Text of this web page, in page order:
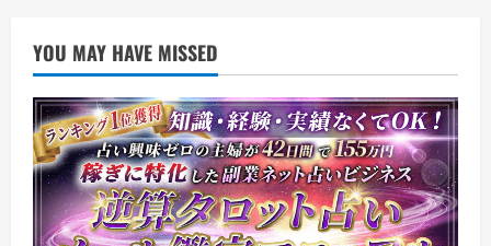
YOU MAY HAVE MISSED